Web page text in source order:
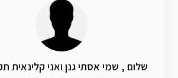
שלום , שמי אסתי גנן ואני קלינאית